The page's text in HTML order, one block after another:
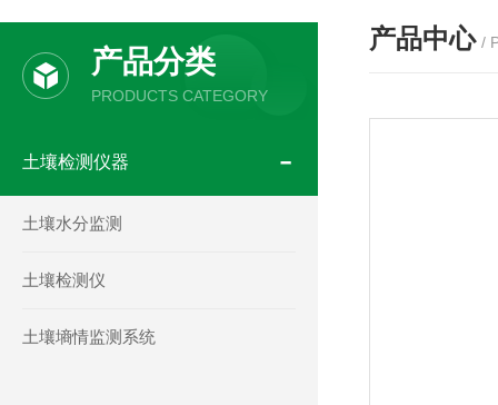
产品分类
PRODUCTS CATEGORY
土壤检测仪器
土壤水分监测
土壤检测仪
土壤墒情监测系统
产品中心 /